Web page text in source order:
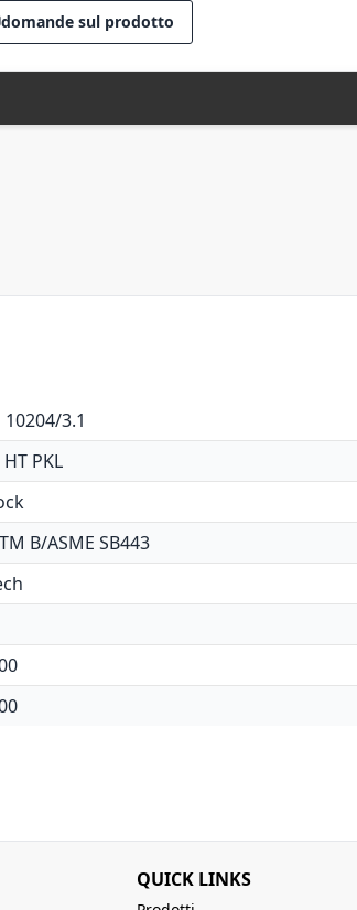
domande sul prodotto
10204/3.1
HT PKL
B/ASME SB443
QUICK LINKS